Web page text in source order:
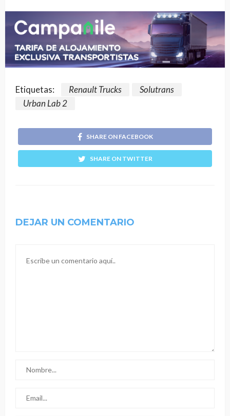
Etiquetas: Renault Trucks
Solutrans
Urban Lab 2
SHARE ON FACEBOOK
SHARE ON TWITTER
DEJAR UN COMENTARIO